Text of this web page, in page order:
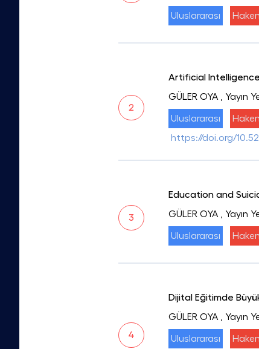
Uluslararası
2
Artificial
GÜLER OYA
, Yayın
Uluslararası
https://doi.org/
3
Education and
GÜLER OYA
, Yayın
Uluslararası
4
Dijital Eğitimde
GÜLER OYA
, Yayın
Uluslararası